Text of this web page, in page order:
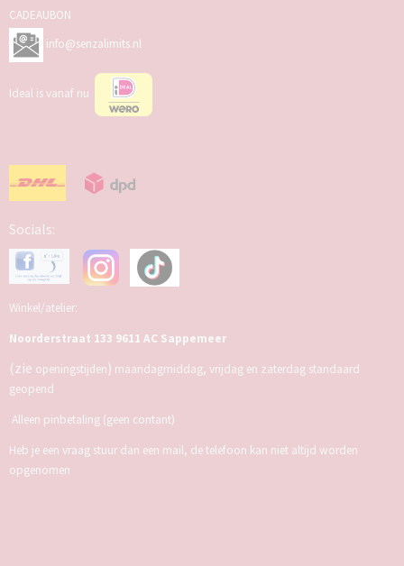
CADEAUBON
info@senzalimits.nl
Ideal is vanaf nu
Socials:
Winkel/atelier:
Noorderstraat 133 9611 AC Sappemeer
(zie openingstijden) maandagmiddag, vrijdag en zaterdag standaard
geopend
Alleen pinbetaling (geen contant)
Heb je een vraag stuur dan een mail, de telefoon kan niet altijd worden
opgenomen